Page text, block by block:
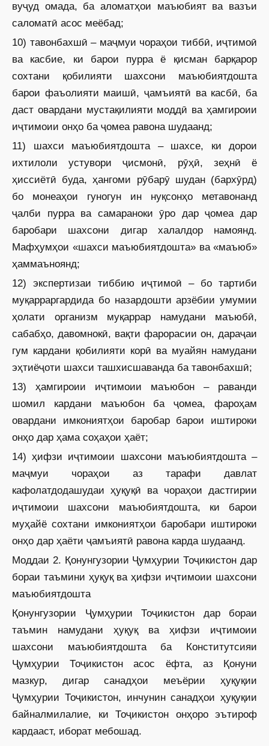
вуҷуд омада, ба аломатҳои маъюбият ва вазъи
саломатӣ асос меёбад;
10) тавонбахшӣ – маҷмуи чораҳои тиббӣ, иҷтимоӣ
ва касбие, ки барои пурра ё қисман барқарор
сохтани қобилияти шахсони маъюбиятдошта
барои фаъолияти маишӣ, ҷамъиятӣ ва касбӣ, ба
даст овардани мустақилияти моддӣ ва ҳамгироии
иҷтимоии онҳо ба ҷомеа равона шудаанд;
11) шахси маъюбиятдошта – шахсе, ки дорои
ихтилоли устувори ҷисмонӣ, рӯҳӣ, зеҳнӣ ё
ҳиссиётӣ буда, ҳангоми рӯбарӯ шудан (бархӯрд)
бо монеаҳои гуногун ин нуқсонҳо метавонанд
ҷалби пурра ва самараноки ӯро дар ҷомеа дар
баробари шахсони дигар халалдор намоянд.
Мафҳумҳои «шахси маъюбиятдошта» ва «маъюб»
ҳаммаъноянд;
12) экспертизаи тиббию иҷтимоӣ – бо тартиби
муқарраргардида бо назардошти арзёбии умумии
ҳолати организм муқаррар намудани маъюбӣ,
сабабҳо, давомнокӣ, вақти фарорасии он, дараҷаи
гум кардани қобилияти корӣ ва муайян намудани
эҳтиёҷоти шахси ташхисшаванда ба тавонбахшӣ;
13) ҳамгироии иҷтимоии маъюбон – раванди
шомил кардани маъюбон ба ҷомеа, фароҳам
овардани имкониятҳои баробар барои иштироки
онҳо дар ҳама соҳаҳои ҳаёт;
14) ҳифзи иҷтимоии шахсони маъюбиятдошта –
маҷмуи чораҳои аз тарафи давлат
кафолатдодашудаи ҳуқуқӣ ва чораҳои дастгирии
иҷтимоии шахсони маъюбиятдошта, ки барои
муҳайё сохтани имкониятҳои баробари иштироки
онҳо дар ҳаёти ҷамъиятӣ равона карда шудаанд.
Моддаи 2. Қонунгузории Ҷумҳурии Тоҷикистон дар
бораи таъмини ҳуқуқ ва ҳифзи иҷтимоии шахсони
маъюбиятдошта
Қонунгузории Ҷумҳурии Тоҷикистон дар бораи
таъмин намудани ҳуқуқ ва ҳифзи иҷтимоии
шахсони маъюбиятдошта ба Конститутсияи
Ҷумҳурии Тоҷикистон асос ёфта, аз Қонуни
мазкур, дигар санадҳои меъёрии ҳуқуқии
Ҷумҳурии Тоҷикистон, инчунин санадҳои ҳуқуқии
байналмилалие, ки Тоҷикистон онҳоро эътироф
кардааст, иборат мебошад.